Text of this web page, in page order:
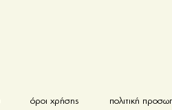
όροι χρήσης πολιτική